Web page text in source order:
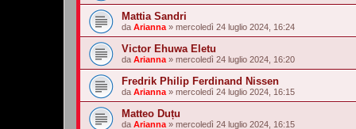
Mattia Sandri
da Arianna » mercoledì 24 luglio 2024, 16:24
Victor Ehuwa Eletu
da Arianna » mercoledì 24 luglio 2024, 16:20
Fredrik Philip Ferdinand Nissen
da Arianna » mercoledì 24 luglio 2024, 16:15
Matteo Duțu
da Arianna » mercoledì 24 luglio 2024, 16:15